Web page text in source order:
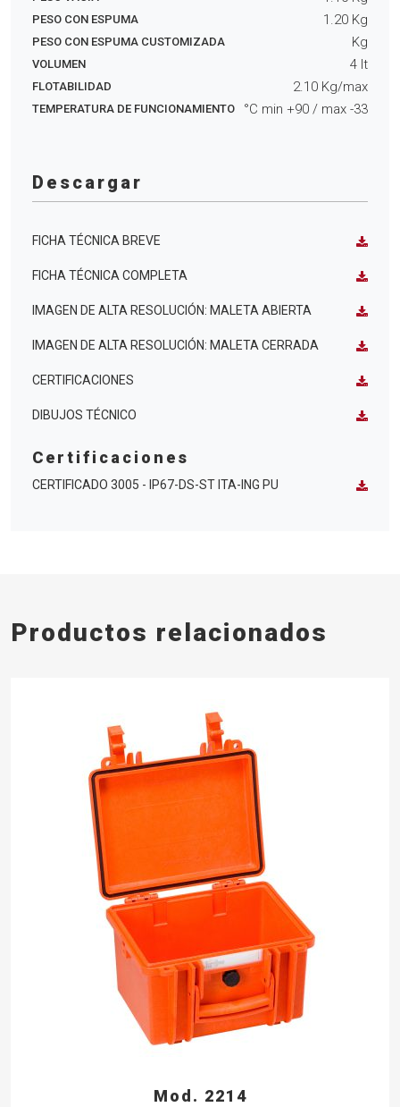
PESO CON ESPUMA 1.20 Kg
PESO CON ESPUMA CUSTOMIZADA Kg
VOLUMEN 4 lt
FLOTABILIDAD 2.10 Kg/max
TEMPERATURA DE FUNCIONAMIENTO °C min +90 / max -33
Descargar
FICHA TÉCNICA BREVE
FICHA TÉCNICA COMPLETA
IMAGEN DE ALTA RESOLUCIÓN: MALETA ABIERTA
IMAGEN DE ALTA RESOLUCIÓN: MALETA CERRADA
CERTIFICACIONES
DIBUJOS TÉCNICO
Certificaciones
CERTIFICADO 3005 - IP67-DS-ST ITA-ING PU
Productos relacionados
Mod. 2214